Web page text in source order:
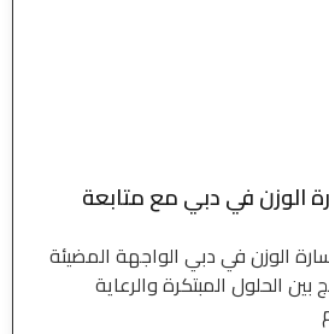
الوزن في دبي مع متابعة
الوزن في دبي الواجهة المضيئة
الحلول المبتكرة والرعاية